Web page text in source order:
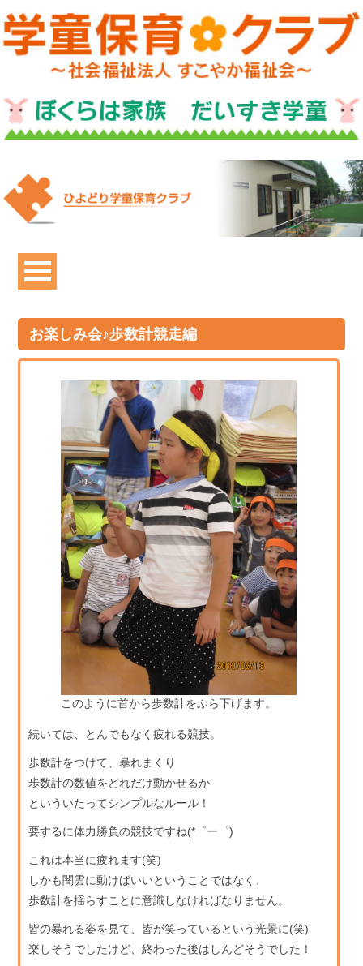
お楽しみ会♪歩数計競走編
このように首から歩数計をぶら下げます。
続いては、とんでもなく疲れる競技。
歩数計をつけて、暴れまくり
歩数計の数値をどれだけ動かせるか
といういたってシンプルなルール！
要するに体力勝負の競技ですね(*゜ー゜)
これは本当に疲れます(笑)
しかも闇雲に動けばいいということではなく、
歩数計を揺らすことに意識しなければなりません。
皆の暴れる姿を見て、皆が笑っているという光景に(笑)
楽しそうでしたけど、終わった後はしんどそうでした！